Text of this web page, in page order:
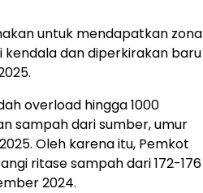
untuk mendapatkan zona
kendala dan diperkirakan baru
overload hingga 1000
sampah dari sumber, umur
Oleh karena itu, Pemkot
ritase sampah dari 172-176
2024.